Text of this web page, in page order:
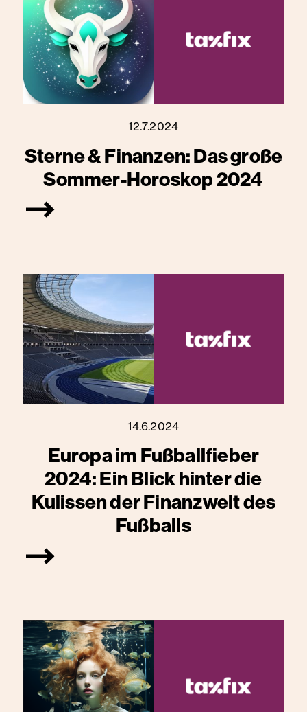
12.7.2024
Sterne & Finanzen: Das große
Sommer-Horoskop 2024
14.6.2024
Europa im Fußballfieber
2024: Ein Blick hinter die
Kulissen der Finanzwelt des
Fußballs